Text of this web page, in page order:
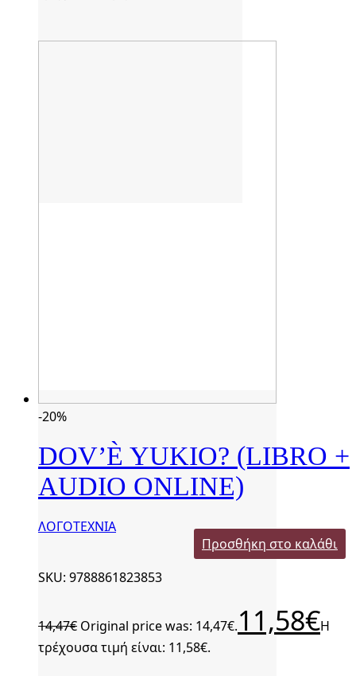
-20%
DOV’È YUKIO? (LIBRO +
AUDIO ONLINE)
ΛΟΓΟΤΕΧΝΙΑ
Προσθήκη στο καλάθι
SKU: 9788861823853
14,47€ Original price was: 14,47€.11,58€Η
τρέχουσα τιμή είναι: 11,58€.